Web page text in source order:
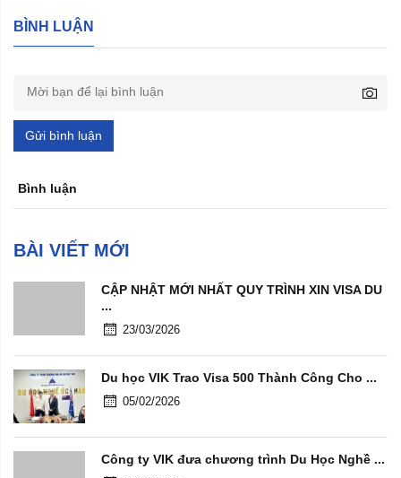
BÌNH LUẬN
Gửi bình luận
Bình luận
BÀI VIẾT MỚI
CẬP NHẬT MỚI NHẤT QUY TRÌNH XIN VISA DU
...
23/03/2026
Du học VIK Trao Visa 500 Thành Công Cho ...
05/02/2026
Công ty VIK đưa chương trình Du Học Nghề ...